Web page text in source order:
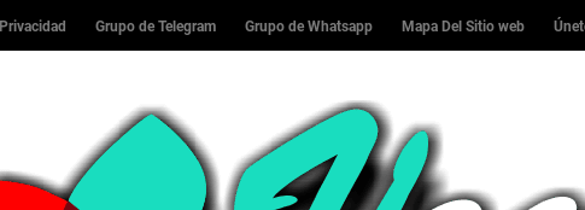
Grupo de Telegram Grupo de Whatsapp Mapa Del Sitio web